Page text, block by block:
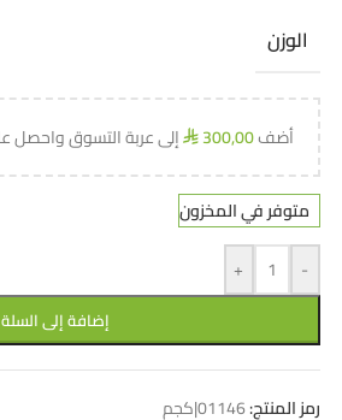
الوزن
أضف ⃁300,00 إلى عربة التسوق
متوفر في المخزون
-
+
إضافة إلى السلة
رمز المنتج:01146|كجم